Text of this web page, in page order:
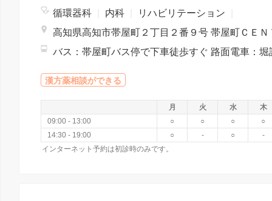
循環器科 内科 リハビリテーション
漢方薬相談ができる
月 火 水
木
09:00 - 13:00
○ ○ ○
○
14:30 - 19:00
○ - ○
-
インターネット予約は初診時のみです。